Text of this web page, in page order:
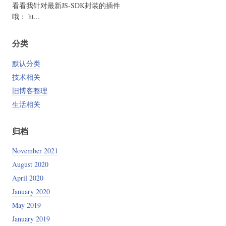
看看我针对最新JS-SDK封装的插件
哦： ht...
分类
默认分类
技术相关
旧博客整理
生活相关
归档
November 2021
August 2020
April 2020
January 2020
May 2019
January 2019